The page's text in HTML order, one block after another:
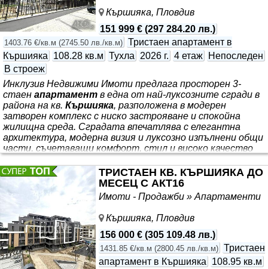
Кършияка, Пловдив
151 999 € (297 284.20 лв.)
1403.76 €/кв.м (2745.50 лв./кв.м) Тристаен апартамент в
Кършияка 108.28 кв.м Тухла 2026 г. 4 етаж
Непоследен
В строеж
Инклузив Недвижими Имоти предлага просторен 3-
стаен апартамент в една от най-луксозните сгради в
района на кв. Кършияка, разположена в модерен
затворен комплекс с ниско застрояване и спокойна
жилищна среда. Сградата впечатлява с елегантна
архитектура, модерна визия и луксозно изпълнени общи
части, съчетаващи комфорт, стил и високо качество
разпределен и се състои от: • антре • просторен хол с
трапезария и кухненски бокс • две спални • две бани с
тоалетни • тераса Локацията предлага отлична
инфраструктура и удобство за живеене - в близост се
намират
ТРИСТАЕН КВ. КЪРШИЯКА ДО
МЕСЕЦ С АКТ16
Имоти - Продажби » Апартаменти
Кършияка, Пловдив
156 000 € (305 109.48 лв.)
1431.85 €/кв.м (2800.45 лв./кв.м) Тристаен
апартамент в Кършияка 108.95 кв.м